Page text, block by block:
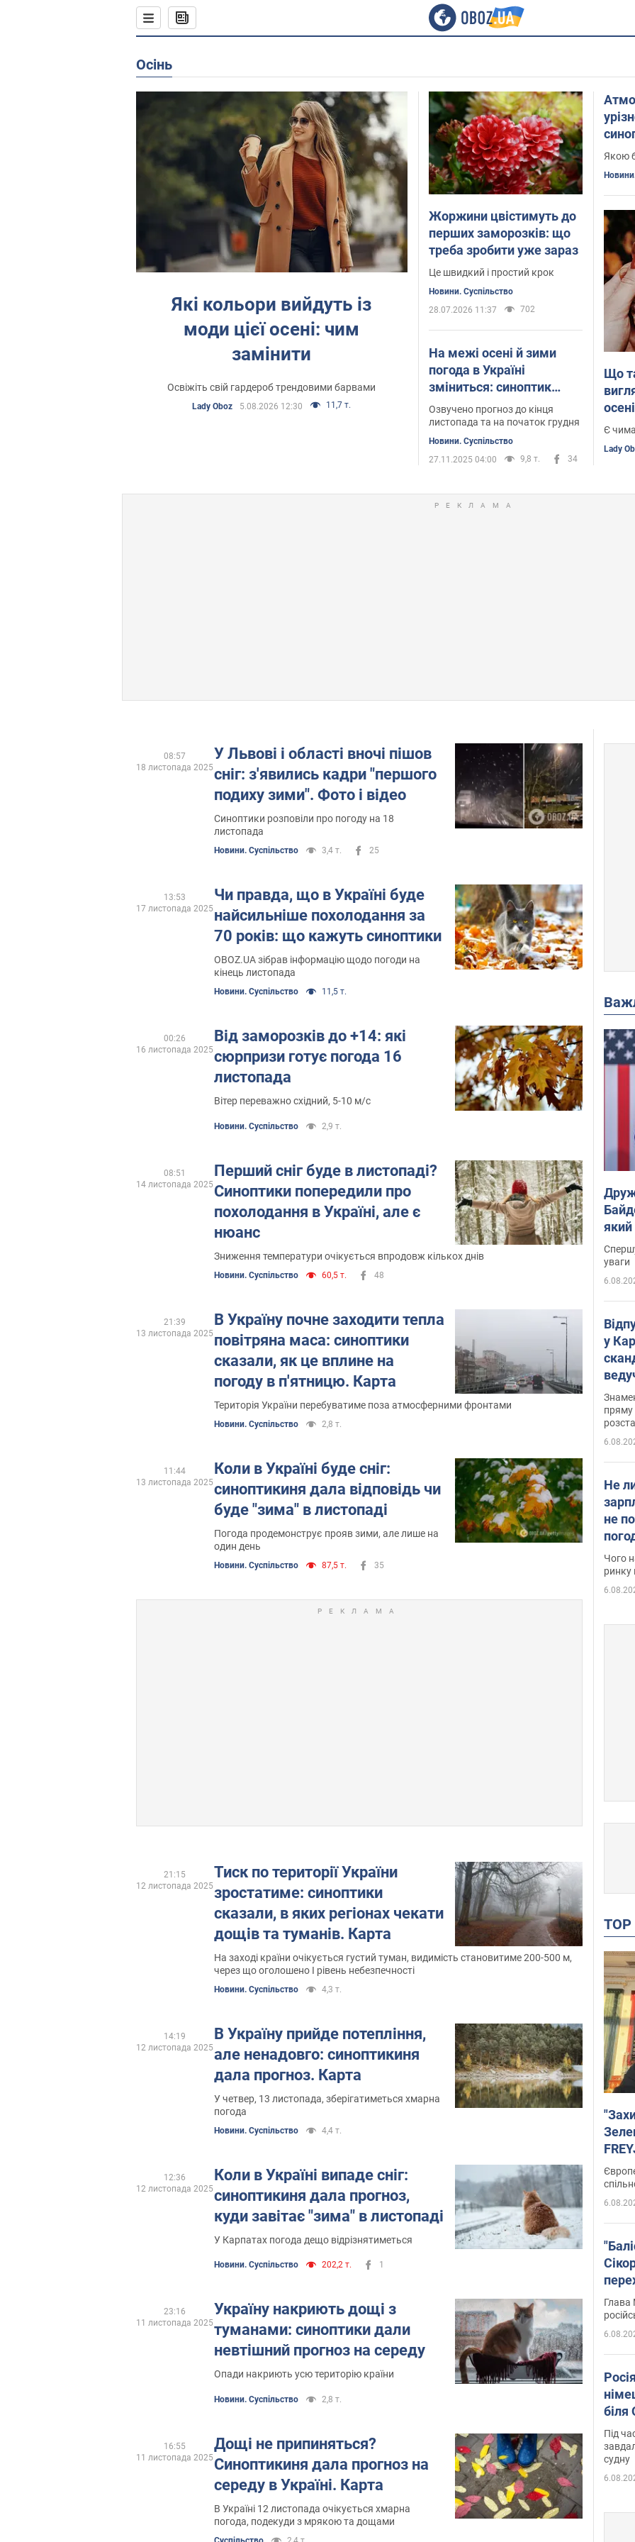
осінь
Які кольори вийдуть із
моди цієї осені: чим
замінити
Освіжіть свій гардероб трендовими барвами
Lady Oboz 5.08.2026 12:30 11,7 т.
Жоржини цвістимуть до
перших заморозків: що
треба зробити уже зараз
Це швидкий і простий крок
Новини. Суспільство
28.07.2026 11:37
702
На межі осені й зими
погода в Україні
зміниться: синоптик
попередив про небезпеку
Озвучено прогноз до кінця
листопада та на початок грудня
Новини. Суспільство
27.11.2025 04:00
9,8 т. 34
Якою
Що
осені
Є
Lady
У Львові і області вночі пішов
сніг: з'явились кадри "першого
подиху зими". Фото і відео
Синоптики розповіли про погоду на 18
листопада
Новини. Суспільство 3,4 т. 25
08:57
18 листопада 2025
Чи правда, що в Україні буде
найсильніше похолодання за
70 років: що кажуть синоптики
OBOZ.UA зібрав інформацію щодо погоди на
кінець листопада
Новини. Суспільство 11,5 т.
13:53
17 листопада 2025
Від заморозків до +14: які
сюрпризи готує погода 16
листопада
Вітер переважно східний, 5-10 м/с
Новини. Суспільство 2,9 т.
00:26
16 листопада 2025
Перший сніг буде в листопаді?
Синоптики попередили про
похолодання в Україні, але є
нюанс
Зниження температури очікується впродовж кількох днів
Новини. Суспільство 60,5 т. 48
08:51
14 листопада 2025
В Україну почне заходити тепла
повітряна маса: синоптики
сказали, як це вплине на
погоду в п'ятницю. Карта
Територія України перебуватиме поза атмосферними фронтами
Новини. Суспільство 2,8 т.
21:39
13 листопада 2025
Коли в Україні буде сніг:
синоптикиня дала відповідь чи
буде "зима" в листопаді
Погода продемонструє прояв зими, але лише на
один день
Новини. Суспільство 87,5 т. 35
11:44
13 листопада 2025
Тиск по території України
зростатиме: синоптики
сказали, в яких регіонах чекати
дощів та туманів. Карта
На заході країни очікується густий туман, видимість становитиме 200-500 м,
через що оголошено I рівень небезпечності
Новини. Суспільство 4,3 т.
21:15
12 листопада 2025
В Україну прийде потепління,
але ненадовго: синоптикиня
дала прогноз. Карта
У четвер, 13 листопада, зберігатиметься хмарна
погода
Новини. Суспільство 4,4 т.
14:19
12 листопада 2025
Коли в Україні випаде сніг:
синоптикиня дала прогноз,
куди завітає "зима" в листопаді
У Карпатах погода дещо відрізнятиметься
Новини. Суспільство 202,2 т. 1
12:36
12 листопада 2025
Україну накриють дощі з
туманами: синоптики дали
невтішний прогноз на середу
Опади накриють усю територію країни
Новини. Суспільство 2,8 т.
23:16
11 листопада 2025
Дощі не припиняться?
Синоптикиня дала прогноз на
середу в Україні. Карта
В Україні 12 листопада очікується хмарна
погода, подекуди з мрякою та дощами
16:55
11 листопада 2025
який
уваги
у
пряму
Не
не
Чого
ринку
Глава
біля
Під
судну